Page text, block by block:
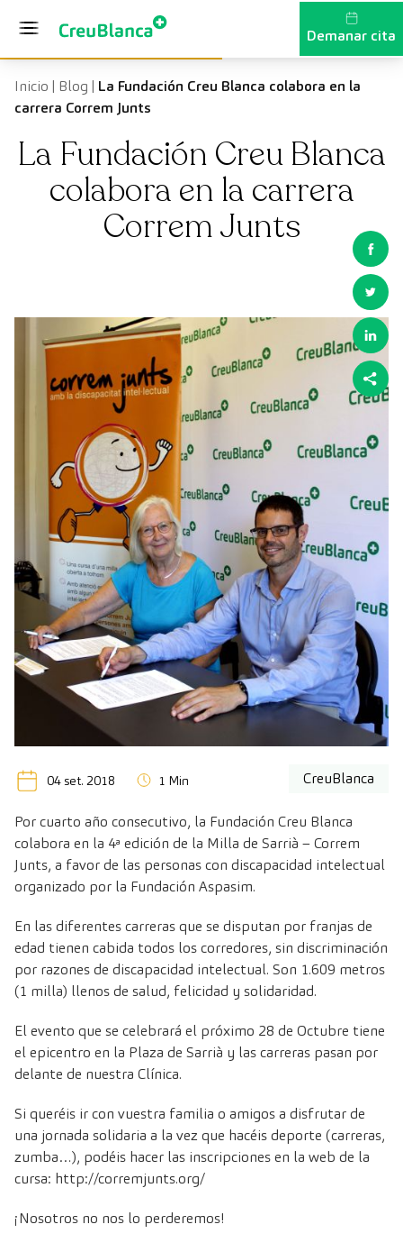
Demanar cita
Inicio | Blog | La Fundación Creu Blanca colabora en la
carrera Correm Junts
La Fundación Creu Blanca
colabora en la carrera
Correm Junts
04 set. 2018 1 Min CreuBlanca
Por cuarto año consecutivo, la Fundación Creu Blanca
colabora en la 4ª edición de la Milla de Sarrià – Correm
Junts, a favor de las personas con discapacidad intelectual
organizado por la Fundación Aspasim.
En las diferentes carreras que se disputan por franjas de
edad tienen cabida todos los corredores, sin discriminación
por razones de discapacidad intelectual. Son 1.609 metros
(1 milla) llenos de salud, felicidad y solidaridad.
El evento que se celebrará el próximo 28 de Octubre tiene
el epicentro en la Plaza de Sarrià y las carreras pasan por
delante de nuestra Clínica.
Si queréis ir con vuestra familia o amigos a disfrutar de
una jornada solidaria a la vez que hacéis deporte (carreras,
zumba…), podéis hacer las inscripciones en la web de la
cursa: http://corremjunts.org/
¡Nosotros no nos lo perderemos!